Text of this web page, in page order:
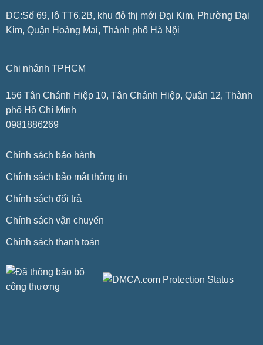
ĐC:Số 69, lô TT6.2B, khu đô thị mới Đại Kim, Phường Đại
Kim, Quận Hoàng Mai, Thành phố Hà Nội
Chi nhánh TPHCM
156 Tân Chánh Hiệp 10, Tân Chánh Hiệp, Quận 12, Thành
phố Hồ Chí Minh
0981886269
Chính sách bảo hành
Chính sách bảo mật thông tin
Chính sách đổi trả
Chính sách vận chuyển
Chính sách thanh toán